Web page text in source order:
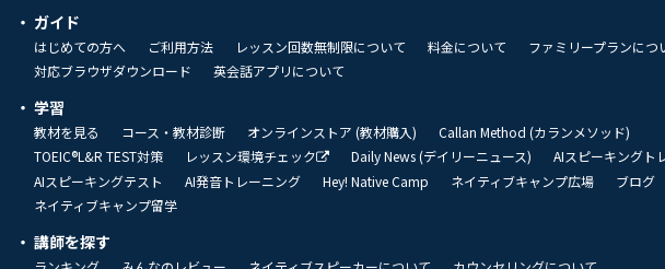
ガイド
はじめての方へ ご利用方法 レッスン回数無制限について 料金について
ファミリープランにつ
対応ブラウザダウンロード
英会話アプリについて
学習
教材を見る コース・教材診断 オンラインストア (教材購入)
Callan Method (カランメソッド)
TOEIC®L&R TEST対策
レッスン環境チェック Daily News (デイリーニュース)
AIスピーキングト
AIスピーキングテスト
AI発音トレーニング Hey! Native Camp ネイティブキャンプ広場
ブログ
ネイティブキャンプ留学
講師を探す